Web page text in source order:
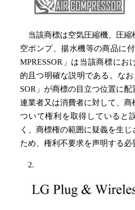
当該商標は空気圧縮機、圧
空ポンプ、揚水機等の商品に
MPRESSOR」は当該商標にお
的且つ明確な説明である。なお
SOR」が商標の目立つ位置に
連業者又は消費者に対して、商
ついて権利を取得していると
く、商標権の範囲に疑義を生
ため、権利不要求を声明する必
2.